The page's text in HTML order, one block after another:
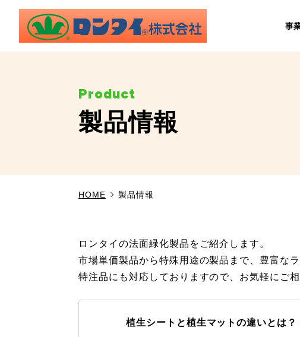
事
製品情報
HOME 製品情報
ロンタイの法面緑化製品をご紹介します。
市場単価製品から特殊用途の製品まで、豊富な
特注品にも対応しておりますので、お気軽にご相
植生シートと植生マットの違いとは？